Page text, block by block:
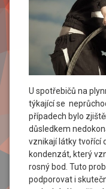
U spotřebičů na
týkající se
případech bylo
důsledkem
vznikají látky tvořící
kondenzát, který
rosný bod. Tuto
podporovat i